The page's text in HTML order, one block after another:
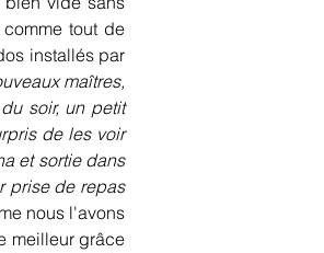
tout de
installés par
maîtres,
soir, un petit
de les voir
et sortie dans
prise de repas
nous l'avons
meilleur grâce